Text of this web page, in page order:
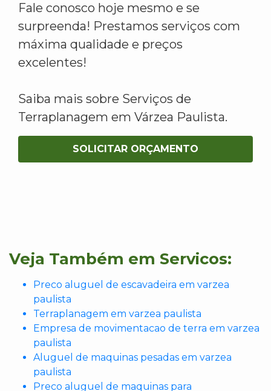
Fale conosco hoje mesmo e se
surpreenda! Prestamos serviços com
máxima qualidade e preços
excelentes!
Saiba mais sobre Serviços de
Terraplanagem em Várzea Paulista.
SOLICITAR ORÇAMENTO
Veja Também em Servicos:
Preco aluguel de escavadeira em varzea
paulista
Terraplanagem em varzea paulista
Empresa de movimentacao de terra em varzea
paulista
Aluguel de maquinas pesadas em varzea
paulista
Preco aluguel de maquinas para